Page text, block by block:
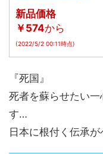
新品価格
￥574から
(2022/5/2 00:11時点)
『死国』
死者を蘇らせたい
す…
日本に根付く伝承が